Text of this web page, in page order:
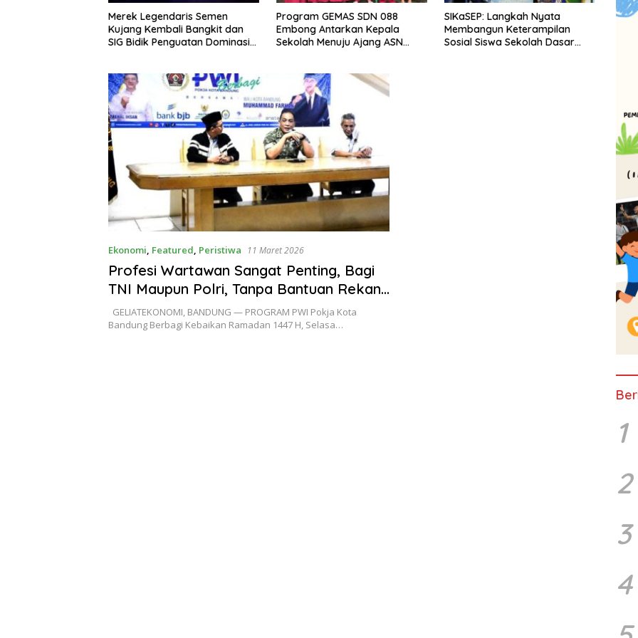
Merek Legendaris Semen
Kujang Kembali Bangkit dan
SIG Bidik Penguatan Dominasi
Program GEMAS SDN 088
Embong Antarkan Kepala
Sekolah Menuju Ajang ASN
SIKaSEP: Langkah Nyata
Membangun Keterampilan
Sosial Siswa Sekolah Dasar
Manfaat
BRImo
Ekonomi, Featured, Peristiwa 11 Maret 2026
Profesi Wartawan Sangat Penting, Bagi
TNI Maupun Polri, Tanpa Bantuan Rekan-
rekan Media, Tidak Bisa Mencapai Hasil
Maksimal
GELIATEKONOMI, BANDUNG — PROGRAM PWI Pokja Kota
Bandung Berbagi Kebaikan Ramadan 1447 H, Selasa…
1
2
3
4